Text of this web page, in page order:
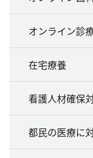
オンライン診
在宅療養
看護人材確保
都民の医療に